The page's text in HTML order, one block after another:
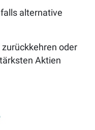
alternative
zurückkehren oder
Aktien